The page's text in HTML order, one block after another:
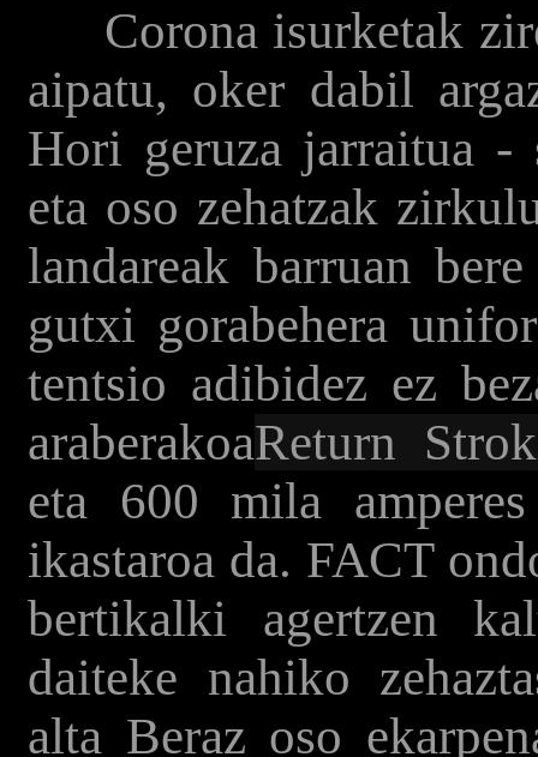
Corona isurketak
aipatu, oker dabil
Hori geruza jarraitua -
eta oso zehatzak
landareak barruan
gutxi gorabehera
tentsio adibidez ez
araberakoaReturn
eta 600 mila
ikastaroa da. FACT
bertikalki agertzen
daiteke nahiko
alta Beraz oso